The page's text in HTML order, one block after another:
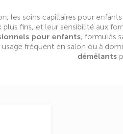
les soins capillaires pour
plus fins, et leur sensibilité aux
pour enfants, formulés
usage fréquent en salon ou à
démêlants